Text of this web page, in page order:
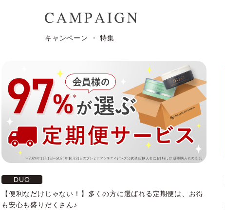
キャンペーン ・ 特集
DUO
【便利なだけじゃない！】多くの方に選ばれる定期便は、お得
も安心も盛りだくさん♪